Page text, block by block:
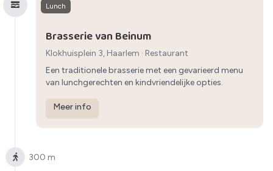
Lunch
Brasserie van Beinum
Klokhuisplein 3, Haarlem · Restaurant
Een traditionele brasserie met een gevarieerd menu
van lunchgerechten en kindvriendelijke opties.
Meer info
300 m